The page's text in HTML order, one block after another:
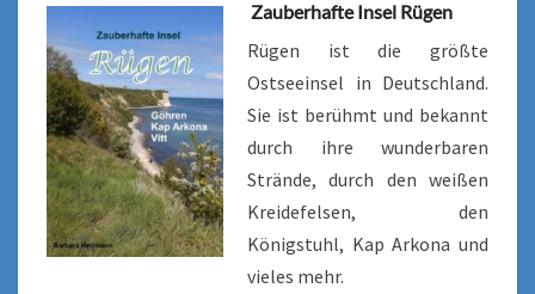
Zauberhafte Insel Rügen
Rügen ist die größte
Ostseeinsel in Deutschland.
Sie ist berühmt und bekannt
durch ihre wunderbaren
Strände, durch den weißen
Kreidefelsen, den
Königstuhl, Kap Arkona und
vieles mehr.